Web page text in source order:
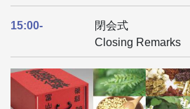
15:00-
閉会式
Closing Remarks